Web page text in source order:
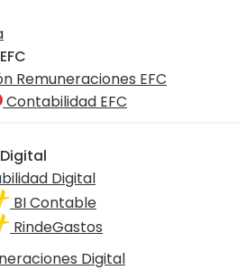
Remuneraciones EFC
Contabilidad EFC
Digital
BI Contable
RindeGastos
Digital